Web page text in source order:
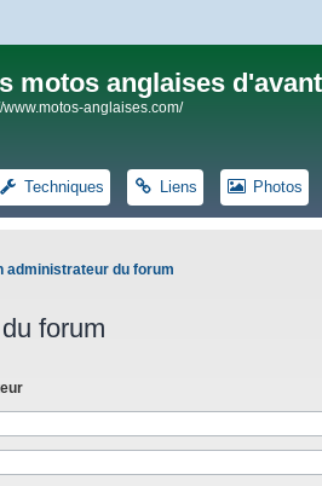
motos anglaises
www.motos-anglaises.com/
Techniques Liens Photos
administrateur du forum
forum